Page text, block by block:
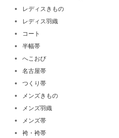
レディスきもの
レディス羽織
コート
半幅帯
へこおび
名古屋帯
つくり帯
メンズきもの
メンズ羽織
メンズ帯
袴・袴帯